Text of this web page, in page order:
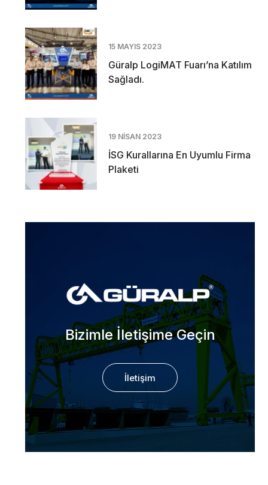
15 MAYIS 2023
Güralp LogiMAT Fuarı’na Katılım
Sağladı.
19 NISAN 2023
İSG Kurallarına En Uyumlu Firma
Plaketi
Bizimle İletişime Geçin
İletişim